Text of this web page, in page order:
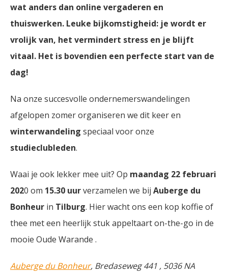
wat anders dan online vergaderen en
thuiswerken. Leuke bijkomstigheid: je wordt er
vrolijk van, het vermindert stress en je blijft
vitaal. Het is bovendien een perfecte start van de
dag!
Na onze succesvolle ondernemerswandelingen
afgelopen zomer organiseren we dit keer en
winterwandeling speciaal voor onze
studieclubleden.
Waai je ook lekker mee uit? Op maandag 22 februari
2020 om 15.30 uurverzamelen we bij Auberge du
Bonheur in Tilburg. Hier wacht ons een kop koffie of
thee met een heerlijk stuk appeltaart on-the-go in de
mooie Oude Warande .
Auberge du Bonheur, Bredaseweg 441 , 5036 NA